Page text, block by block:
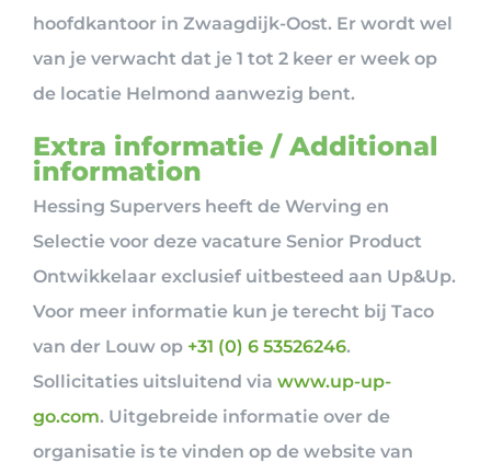
hoofdkantoor in Zwaagdijk-Oost. Er wordt wel
van je verwacht dat je 1 tot 2 keer er week op
de locatie Helmond aanwezig bent.
Extra informatie / Additional
information
Hessing Supervers heeft de Werving en
Selectie voor deze vacature Senior Product
Ontwikkelaar exclusief uitbesteed aan Up&Up.
Voor meer informatie kun je terecht bij Taco
van der Louw op +31 (0) 6 53526246.
Sollicitaties uitsluitend via www.up-up-
go.com. Uitgebreide informatie over de
organisatie is te vinden op de website van